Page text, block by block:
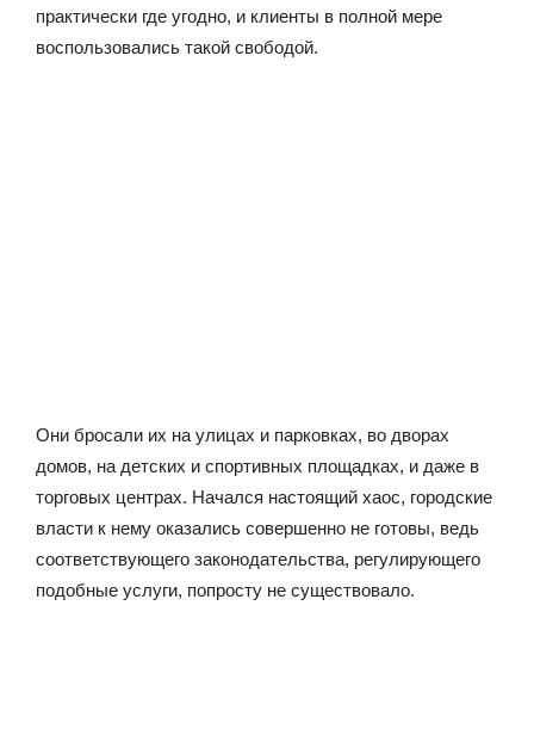
практически где угодно, и клиенты в полной мере
воспользовались такой свободой.
Они бросали их на улицах и парковках, во дворах
домов, на детских и спортивных площадках, и даже в
торговых центрах. Начался настоящий хаос, городские
власти к нему оказались совершенно не готовы, ведь
соответствующего законодательства, регулирующего
подобные услуги, попросту не существовало.